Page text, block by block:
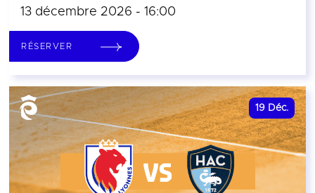
13 décembre 2026 - 16:00
RÉSERVER
19 Déc.